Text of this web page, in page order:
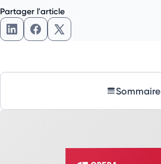
Partager l'article
Partager l'article sur LinkedIn
Partager l'article sur Facebook
Partager l'article sur X
Sommaire